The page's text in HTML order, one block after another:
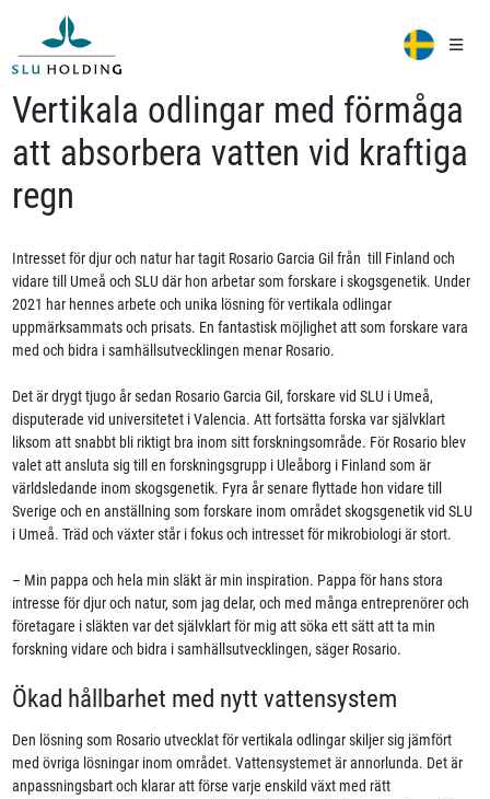
Vertikala odlingar med förmåga
att absorbera vatten vid kraftiga
regn
Intresset för djur och natur har tagit Rosario Garcia Gil från till Finland och
vidare till Umeå och SLU där hon arbetar som forskare i skogsgenetik. Under
2021 har hennes arbete och unika lösning för vertikala odlingar
uppmärksammats och prisats. En fantastisk möjlighet att som forskare vara
med och bidra i samhällsutvecklingen menar Rosario.
Det är drygt tjugo år sedan Rosario Garcia Gil, forskare vid SLU i Umeå,
disputerade vid universitetet i Valencia. Att fortsätta forska var självklart
liksom att snabbt bli riktigt bra inom sitt forskningsområde. För Rosario blev
valet att ansluta sig till en forskningsgrupp i Uleåborg i Finland som är
världsledande inom skogsgenetik. Fyra år senare flyttade hon vidare till
Sverige och en anställning som forskare inom området skogsgenetik vid SLU
i Umeå. Träd och växter står i fokus och intresset för mikrobiologi är stort.
– Min pappa och hela min släkt är min inspiration. Pappa för hans stora
intresse för djur och natur, som jag delar, och med många entreprenörer och
företagare i släkten var det självklart för mig att söka ett sätt att ta min
forskning vidare och bidra i samhällsutvecklingen, säger Rosario.
Ökad hållbarhet med nytt vattensystem
Den lösning som Rosario utvecklat för vertikala odlingar skiljer sig jämfört
med övriga lösningar inom området. Vattensystemet är annorlunda. Det är
anpassningsbart och klarar att förse varje enskild växt med rätt